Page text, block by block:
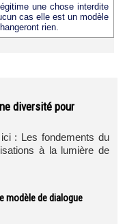
une chose interdite
cas elle est un modèle
rien.
diversité pour
: Les fondements du
à la lumière de
modèle de dialogue